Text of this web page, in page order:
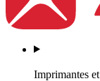
Imprimantes et